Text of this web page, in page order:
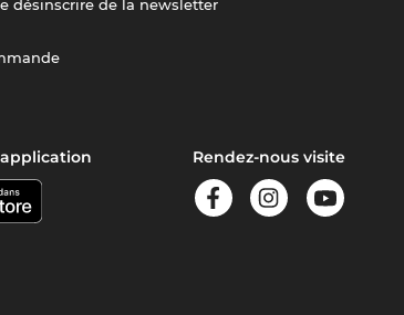
désinscrire de la newsletter
Rendez-nous visite